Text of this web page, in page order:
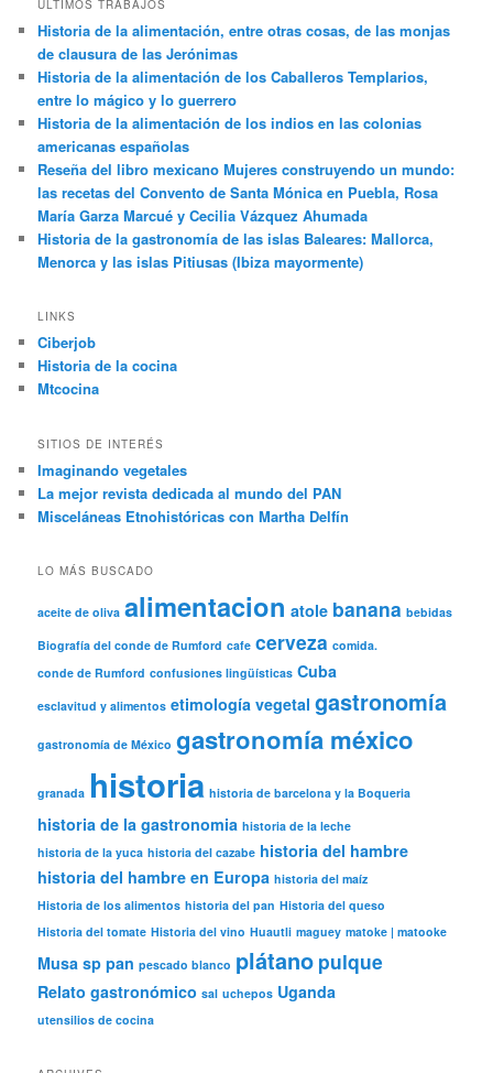
ÚLTIMOS TRABAJOS
Historia de la alimentación, entre otras cosas, de las monjas
de clausura de las Jerónimas
Historia de la alimentación de los Caballeros Templarios,
entre lo mágico y lo guerrero
Historia de la alimentación de los indios en las colonias
americanas españolas
Reseña del libro mexicano Mujeres construyendo un mundo:
las recetas del Convento de Santa Mónica en Puebla, Rosa
María Garza Marcué y Cecilia Vázquez Ahumada
Historia de la gastronomía de las islas Baleares: Mallorca,
Menorca y las islas Pitiusas (Ibiza mayormente)
LINKS
Ciberjob
Historia de la cocina
Mtcocina
SITIOS DE INTERÉS
Imaginando vegetales
La mejor revista dedicada al mundo del PAN
Misceláneas Etnohistóricas con Martha Delfín
LO MÁS BUSCADO
aceite de oliva alimentacion atole banana bebidas
Biografía del conde de Rumford cafe cerveza comida.
conde de Rumford confusiones lingüísticas Cuba
esclavitud y alimentos etimología vegetal gastronomía
gastronomía de México gastronomía méxico
granada historia historia de barcelona y la Boqueria
historia de la gastronomia historia de la leche
historia de la yuca historia del cazabe historia del hambre
historia del hambre en Europa historia del maíz
Historia de los alimentos historia del pan Historia del queso
Historia del tomate Historia del vino Huautli maguey matoke | matooke
Musa sp pan pescado blanco plátano pulque
Relato gastronómico sal uchepos Uganda
utensilios de cocina